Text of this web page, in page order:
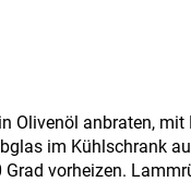
Olivenöl anbraten,
im Kühlschrank
vorheizen.